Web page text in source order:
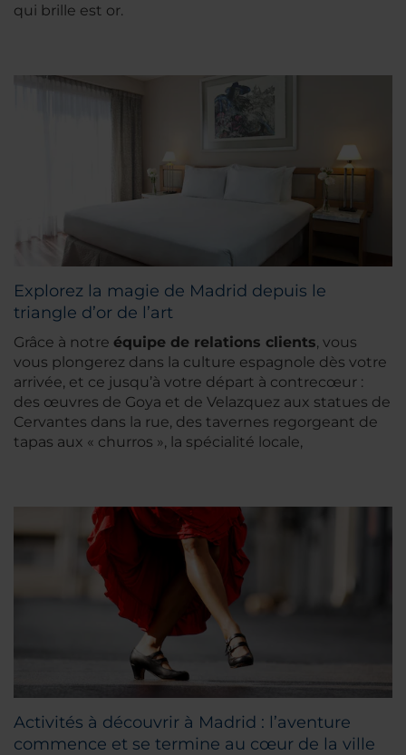
qui brille est or.
Explorez la magie de Madrid depuis le
triangle d’or de l’art
Grâce à notre équipe de relations clients, vous
vous plongerez dans la culture espagnole dès votre
arrivée, et ce jusqu’à votre départ à contrecœur :
des œuvres de Goya et de Velazquez aux statues de
Cervantes dans la rue, des tavernes regorgeant de
tapas aux « churros », la spécialité locale,
Activités à découvrir à Madrid : l’aventure
commence et se termine au cœur de la ville